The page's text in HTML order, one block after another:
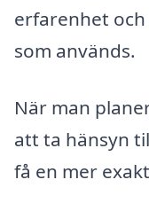
erfarenhet
som används.
När man
att ta hänsyn
få en mer